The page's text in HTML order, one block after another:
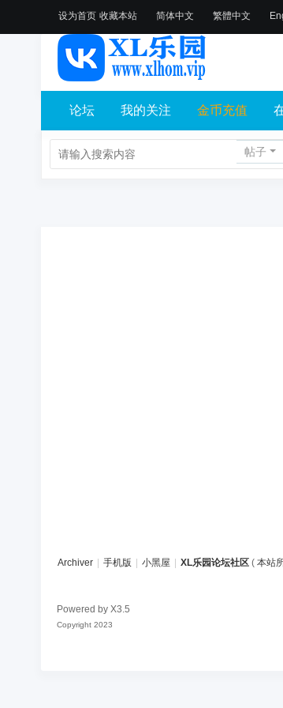
设为首页 收藏本站 简体中文 繁體中文
论坛 我的关注 金币充值
帖子
Archiver 手机版 小黑屋 XL乐园论坛社区 ( 本站
Powered by X3.5
Copyright 2023